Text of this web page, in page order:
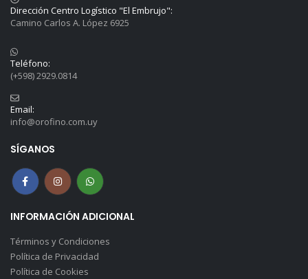
Dirección Centro Logístico "El Embrujo":
Camino Carlos A. López 6925
Teléfono:
(+598) 2929.0814
Email:
info@orofino.com.uy
SÍGANOS
INFORMACIÓN ADICIONAL
Términos y Condiciones
Política de Privacidad
Política de Cookies